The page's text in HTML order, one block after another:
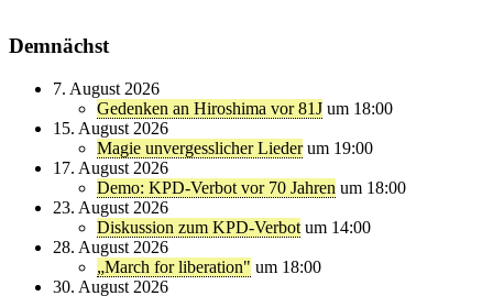
Demnächst
7. August 2026
Gedenken an Hiroshima vor 81J um 18:00
15. August 2026
Magie unvergesslicher Lieder um 19:00
17. August 2026
Demo: KPD-Verbot vor 70 Jahren um 18:00
23. August 2026
Diskussion zum KPD-Verbot um 14:00
28. August 2026
„March for liberation" um 18:00
30. August 2026